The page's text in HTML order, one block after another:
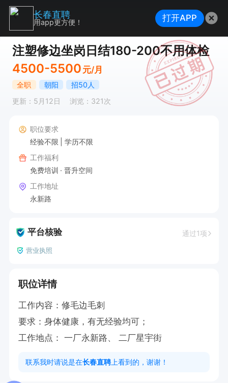
注塑修边坐岗日结180-200不用体检
4500-5500 元/月
全职 朝阳
招50人
更新：5月12日
浏览：321次
职位要求
经验不限
学历不限
工作福利
免费培训
晋升空间
工作地址
永新路
平台核验 通过1项
营业执照
职位详情
工作内容：修毛边毛刺
要求：身体健康，有无经验均可；
工作地点： 一厂永新路、 二厂星宇街
联系我时请说是在长春直聘 上看到的，谢谢！
长春直聘
用app更方便！ 打开APP